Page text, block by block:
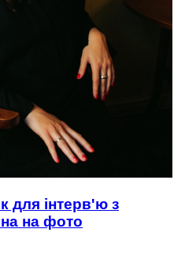
для інтерв'ю з
на фото